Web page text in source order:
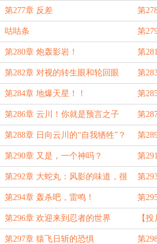
案 同伙
第277章 反差 第
咕咕条 第
懂！
第280章 炮轰影岩！ 第
第282章 对视的转生眼和轮回眼 第
第284章 地爆天星！！ 第
第286章 云川！你就是预言之子
啊！
第
式？
第288章 日向云川的“自我牺牲”？ 第
第290章 又是，一个神吗？ 第
第292章 大蛇丸：风影的味道，很
不错
第
第294章 轰杀吧，雷鸣！ 第
日向
第296章 欢迎来到忍者的世界 【
动！
第297章 猿飞日斩的恐惧 第